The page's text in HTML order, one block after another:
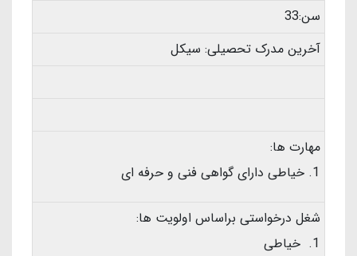
سن:33
آخرین مدرک تحصیلی: سیکل
مهارت ها:
خیاطی دارای گواهی فنی و حرفه ای
شغل درخواستی براساس اولویت ها:
خیاطی